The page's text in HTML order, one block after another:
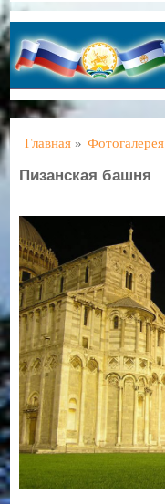
Главная » Фотогалерея
Пизанская башня